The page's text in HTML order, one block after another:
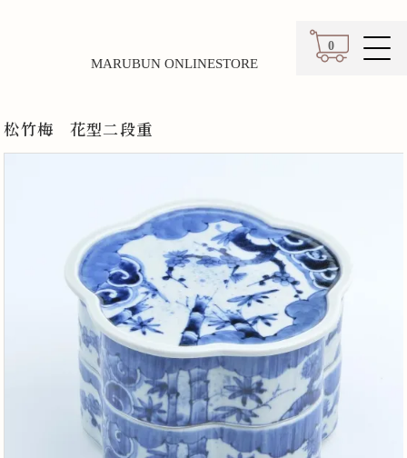
0
カート
MARUBUN ONLINESTORE
松竹梅 花型二段重